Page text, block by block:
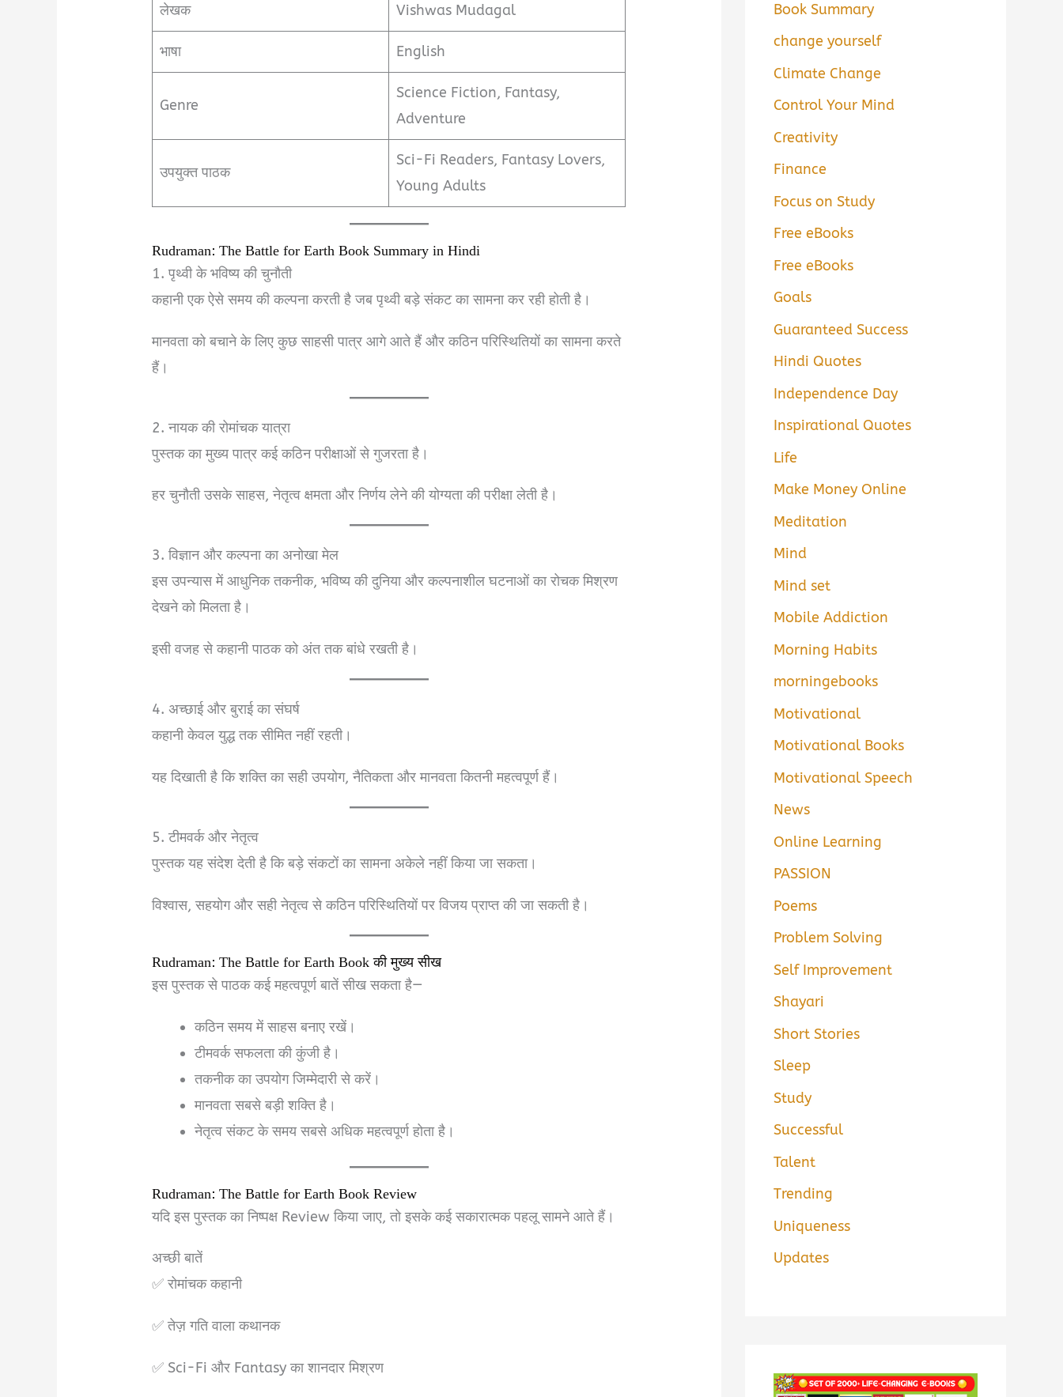
लेखक Vishwas Mudagal
भाषा English
Genre
Science Fiction, Fantasy,
Adventure
उपयुक्त पाठक
Sci-Fi Readers, Fantasy Lovers,
Young Adults
Rudraman: The Battle for Earth Book Summary in Hindi
1. पृथ्वी के भविष्य की चुनौती
कहानी एक ऐसे समय की कल्पना करती है जब पृथ्वी बड़े संकट का सामना कर रही होती है।
मानवता को बचाने के लिए कुछ साहसी पात्र आगे आते हैं और कठिन परिस्थितियों का सामना करते
हैं।
2. नायक की रोमांचक यात्रा
पुस्तक का मुख्य पात्र कई कठिन परीक्षाओं से गुजरता है।
हर चुनौती उसके साहस, नेतृत्व क्षमता और निर्णय लेने की योग्यता की परीक्षा लेती है।
3. विज्ञान और कल्पना का अनोखा मेल
इस उपन्यास में आधुनिक तकनीक, भविष्य की दुनिया और कल्पनाशील घटनाओं का रोचक मिश्रण
देखने को मिलता है।
इसी वजह से कहानी पाठक को अंत तक बांधे रखती है।
4. अच्छाई और बुराई का संघर्ष
कहानी केवल युद्ध तक सीमित नहीं रहती।
यह दिखाती है कि शक्ति का सही उपयोग, नैतिकता और मानवता कितनी महत्वपूर्ण हैं।
5. टीमवर्क और नेतृत्व
पुस्तक यह संदेश देती है कि बड़े संकटों का सामना अकेले नहीं किया जा सकता।
विश्वास, सहयोग और सही नेतृत्व से कठिन परिस्थितियों पर विजय प्राप्त की जा सकती है।
Rudraman: The Battle for Earth Book की मुख्य सीख
इस पुस्तक से पाठक कई महत्वपूर्ण बातें सीख सकता है—
कठिन समय में साहस बनाए रखें।
टीमवर्क सफलता की कुंजी है।
तकनीक का उपयोग जिम्मेदारी से करें।
मानवता सबसे बड़ी शक्ति है।
नेतृत्व संकट के समय सबसे अधिक महत्वपूर्ण होता है।
Rudraman: The Battle for Earth Book Review
यदि इस पुस्तक का निष्पक्ष Review किया जाए, तो इसके कई सकारात्मक पहलू सामने आते हैं।
अच्छी बातें
✅ रोमांचक कहानी
✅ तेज़ गति वाला कथानक
✅ Sci-Fi और Fantasy का शानदार मिश्रण
Book Summary
change yourself
Climate Change
Control Your Mind
Creativity
Finance
Focus on Study
Free eBooks
Free eBooks
Goals
Guaranteed Success
Hindi Quotes
Independence Day
Inspirational Quotes
Life
Make Money Online
Meditation
Mind
Mind set
Mobile Addiction
Morning Habits
morningebooks
Motivational
Motivational Books
Motivational Speech
News
Online Learning
PASSION
Poems
Problem Solving
Self Improvement
Shayari
Short Stories
Sleep
Study
Successful
Talent
Trending
Uniqueness
Updates